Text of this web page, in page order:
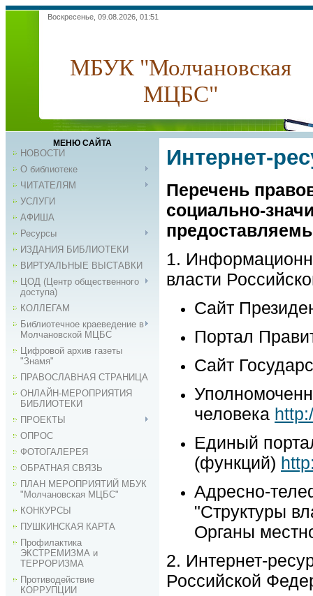
Воскресенье, 09.08.2026, 01:51
МБУК "Молчановская
МЦБС"
МЕНЮ САЙТА
НОВОСТИ
О библиотеке
ЧИТАТЕЛЯМ
УСЛУГИ
АФИША
Ресурсы
ИЗДАНИЯ БИБЛИОТЕКИ
ВИРТУАЛЬНЫЕ ВЫСТАВКИ
ЦОД (Центр общественного
доступа)
КОЛЛЕГАМ
Библиотечное краеведение в
Молчановской МЦБС
Цифровой архив газеты
"Знамя"
ПРАВОСЛАВНАЯ СТРАНИЦА
ОНЛАЙН-МЕРОПРИЯТИЯ
БИБЛИОТЕКИ
ПРОЕКТЫ
ОПРОС
ФОТОГАЛЕРЕЯ
ОБРАТНАЯ СВЯЗЬ
ПЛАН МЕРОПРИЯТИЙ МБУК
"Молчановская МЦБС"
КОНКУРСЫ
ПУШКИНСКАЯ КАРТА
Профилактика
ЭКСТРЕМИЗМА и
ТЕРРОРИЗМА
Противодействие
КОРРУПЦИИ
Интернет-
Перечень
социально-
1.
власти
Сайт
Портал
Сайт
человека
Единый
(функций)
Адресно-
"Структуры
Органы
2. Интернет-
Российской